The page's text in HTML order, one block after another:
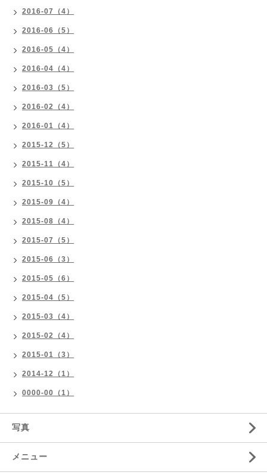
2016-07（4）
2016-06（5）
2016-05（4）
2016-04（4）
2016-03（5）
2016-02（4）
2016-01（4）
2015-12（5）
2015-11（4）
2015-10（5）
2015-09（4）
2015-08（4）
2015-07（5）
2015-06（3）
2015-05（6）
2015-04（5）
2015-03（4）
2015-02（4）
2015-01（3）
2014-12（1）
0000-00（1）
写真
メニュー